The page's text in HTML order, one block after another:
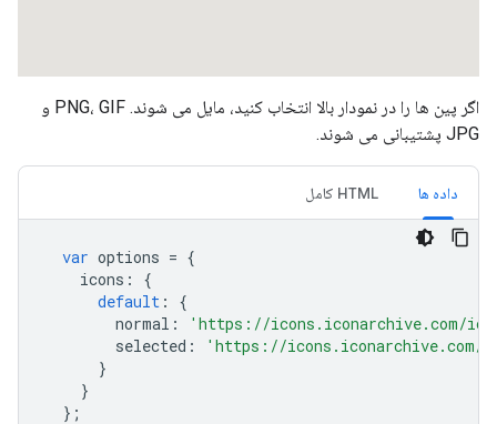
اگر پین ها را در نمودار بالا انتخاب کنید، مایل می شوند. PNG، GIF و
JPG پشتیبانی می شوند.
داده ها HTML کامل
var options = {
icons :
{
default :
{
normal :
'https://icons.iconarchive.com/
selected :
'https://icons.iconarchive.com/
}
}
};